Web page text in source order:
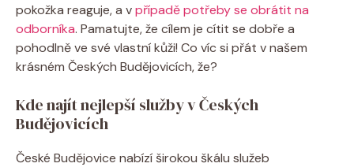
pokožka reaguje, a vpřípadě potřeby se obrátit na
odborníka. Pamatujte, že cílem je cítit se dobře a
pohodlně ve své vlastní kůži! Co víc si přát v našem
krásném Českých Budějovicích, že?
Kde najít nejlepší služby v Českých
Budějovicích
České Budějovice nabízí širokou škálu služeb